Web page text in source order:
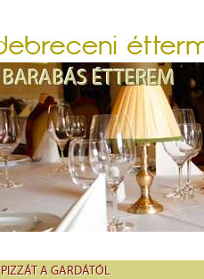
PIZZÁT A GARDÁTÓL